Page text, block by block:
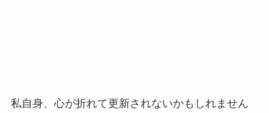
私自身、心が折れて更新されないかもしれません